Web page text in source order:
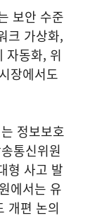
보안 수준
크 가상화,
자동화, 위
장에서도
정보보호
통신위원
형 사고 발
에서는 유
개편 논의